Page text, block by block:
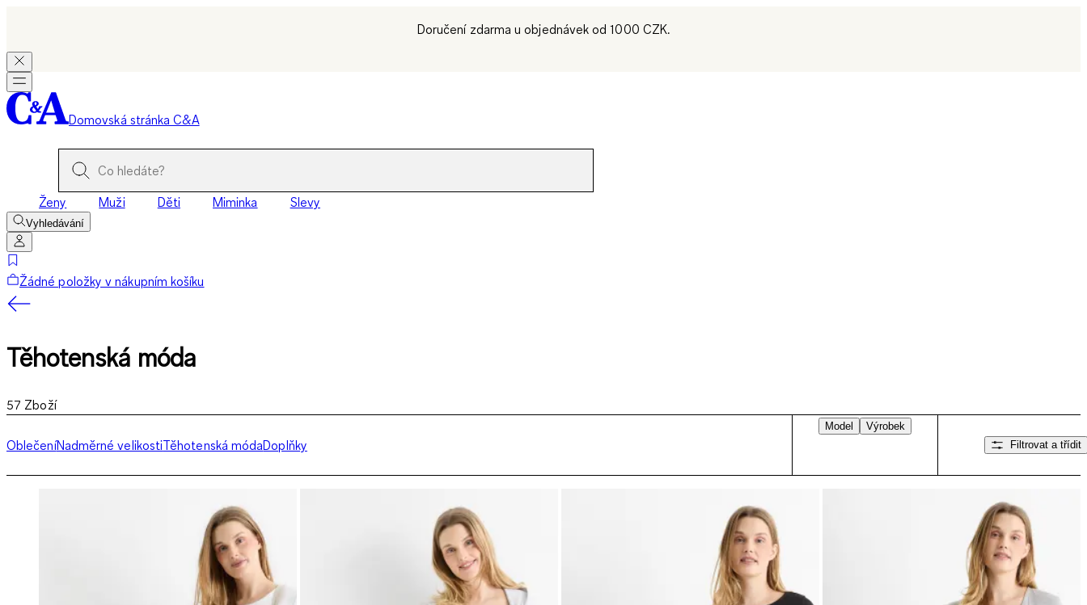
Doručení zdarma u objednávek od 1000 CZK.
Domovská stránka C&A
Ženy Muži Děti Miminka Slevy
Vyhledávání
Žádné položky v nákupním košíku
Těhotenská móda
57 Zboží
OblečeníNadměrné velikostiTěhotenská módaDoplňky
Model
Výrobek
Filtrovat a třídit